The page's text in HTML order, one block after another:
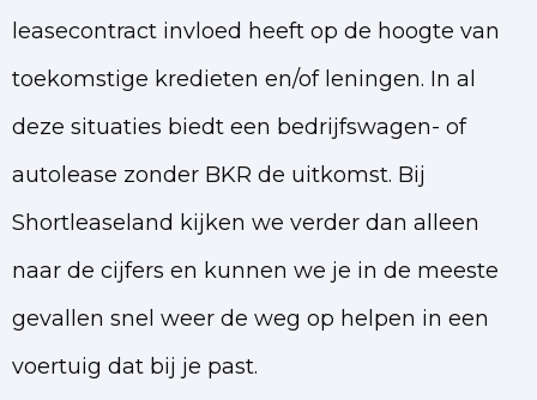
leasecontract invloed heeft op de hoogte van
toekomstige kredieten en/of leningen. In al
deze situaties biedt een bedrijfswagen- of
autolease zonder BKR de uitkomst. Bij
Shortleaseland kijken we verder dan alleen
naar de cijfers en kunnen we je in de meeste
gevallen snel weer de weg op helpen in een
voertuig dat bij je past.